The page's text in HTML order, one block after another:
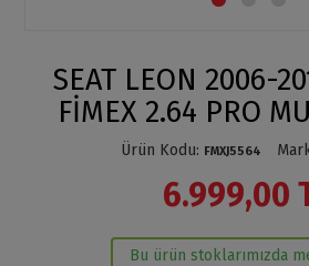
SEAT LEON 2006-
FİMEX 2.64 PRO
Ürün Kodu: FMXJ5564
6.999,00
Bu ürün stoklarımızda